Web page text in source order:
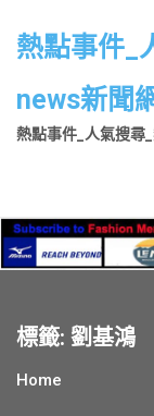
熱點事件_
news新聞
熱點事件_人氣搜尋
標籤: 劉基鴻
Home